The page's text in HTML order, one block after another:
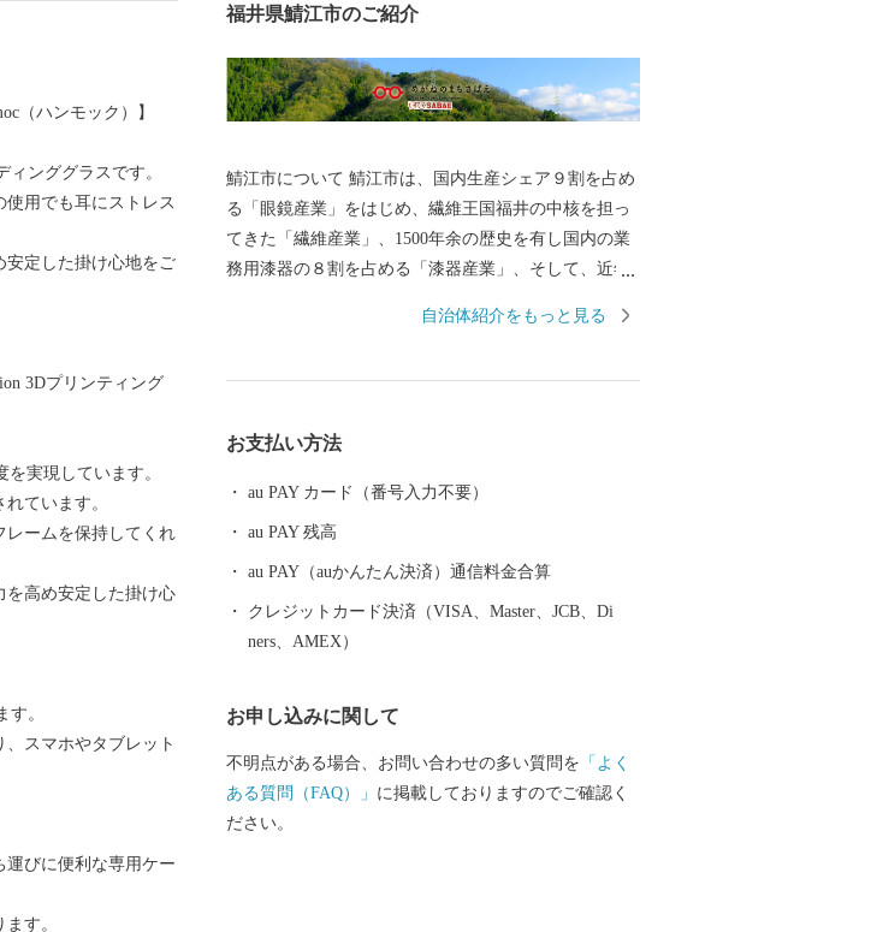
（ハンモック）】
ンググラスです。
用でも耳にストレス
安定した掛け心地をご
3Dプリンティング
実現しています。
ています。
レームを保持してくれ
を高め安定した掛け心
。
スマホやタブレット
びに便利な専用ケー
す。
福井県鯖江市のご紹介
鯖江市について 鯖江市は、国内生産シェア９割を占め
る「眼鏡産業」をはじめ、繊維王国福井の中核を担っ
てきた「繊維産業」、1500年余の歴史を有し国内の業
務用漆器の８割を占める「漆器産業」、そして、近年
です。 王山古墳をはじめ、古墳の多い古代ロマンのま
は日本海側随一のつつじの名所として親しまれていま
きたまちです。 その発展を支えてきたのは、女性の活
躍、時代を見据えイノベーションを繰り広げてきた市
民性、市民一人ひとりが主役になれる地域風土にあり
可能な地域モデル"めがねのまちさばえ"」の確立のた
めに、国連で採択された国際目標「SDGs」の理念に賛
同し、市民や経済界、市民団体、大学等と協働で一丸
自治体紹介をもっと見る
お支払い方法
au PAY カード（番号入力不要）
au PAY 残高
au PAY（auかんたん決済）通信料金合算
クレジットカード決済（VISA、Master、JCB、Di
ners、AMEX）
お申し込みに関して
不明点がある場合、お問い合わせの多い質問を 「よく
ある質問（FAQ）」 に掲載しておりますのでご確認く
ださい。